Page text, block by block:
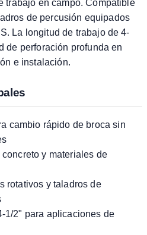
trabajo en campo. Compatible
de percusión equipados
La longitud de trabajo de 4-
de perforación profunda en
e instalación.
cambio rápido de broca sin
y materiales de
rotativos y taladros de
1/2" para aplicaciones de